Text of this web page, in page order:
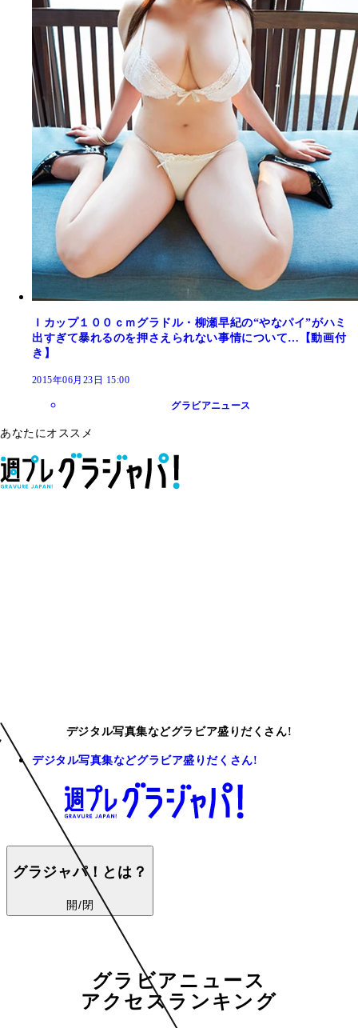
Ｉカップ１００ｃｍグラドル・柳瀬早紀の“やなパイ”がハミ
出すぎて暴れるのを押さえられない事情について…【動画付
き】
2015年06月23日 15:00
グラビアニュース
あなたにオススメ
デジタル写真集などグラビア盛りだくさん!
デジタル写真集などグラビア盛りだくさん!
グラジャパ！とは？
開/閉
グラビアニュース
アクセスランキング